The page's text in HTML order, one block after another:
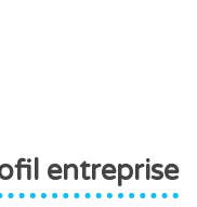
entreprise